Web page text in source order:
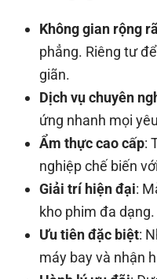
Không gian rộng
phẳng. Riêng tư
giãn.
Dịch vụ chuyên
ứng nhanh mọi
Ẩm thực cao cấp:
nghiệp chế biến
Giải trí hiện đại:
kho phim đa dạng.
Ưu tiên đặc biệt:
máy bay và nhận